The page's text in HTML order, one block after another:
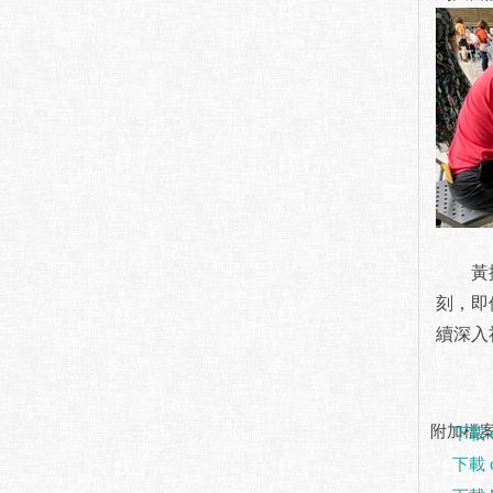
黃挺
刻，即
續深入
附加檔